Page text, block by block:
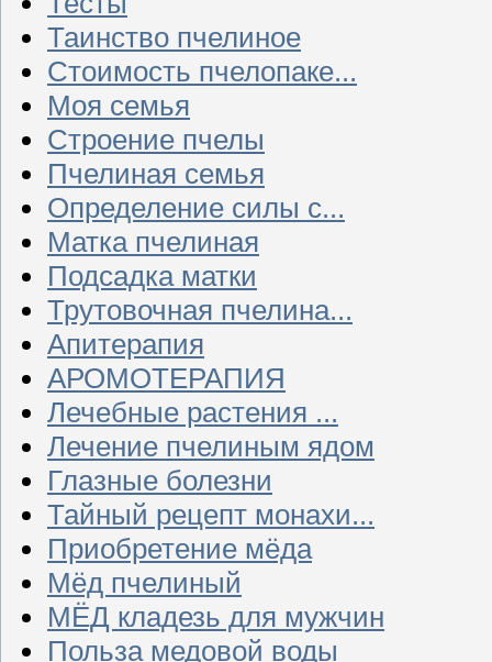
Таинство пчелиное
Стоимость пчелопаке...
Моя семья
Строение пчелы
Пчелиная семья
Определение силы с...
Матка пчелиная
Подсадка матки
Трутовочная пчелина...
Апитерапия
АРОМОТЕРАПИЯ
Лечебные растения ...
Лечение пчелиным ядом
Глазные болезни
Тайный рецепт монахи...
Приобретение мёда
Мёд пчелиный
МЁД кладезь для мужчин
Польза медовой воды